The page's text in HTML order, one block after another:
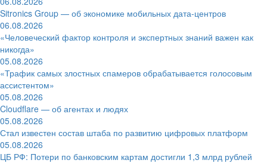
Sitronics Group — об экономике мобильных дата-центров
06.08.2026
«Человеческий фактор контроля и экспертных знаний важен как
никогда»
05.08.2026
«Трафик самых злостных спамеров обрабатывается голосовым
ассистентом»
05.08.2026
Cloudflare — об агентах и людях
05.08.2026
Стал известен состав штаба по развитию цифровых платформ
05.08.2026
ЦБ РФ: Потери по банковским картам достигли 1,3 млрд рублей